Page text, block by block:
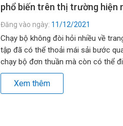
phổ biến trên thị trường hiện
Đăng vào ngày: 11/12/2021
Chạy bộ không đòi hỏi nhiều về
tập đã có thể thoải mái sải bước
chạy bộ đơn thuần mà còn có thể
băng đồi, lên dốc… […]
Xem thêm